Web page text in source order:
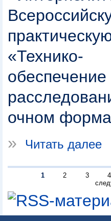
«Технико-
очном
»
Читать далее
1 2 3
4